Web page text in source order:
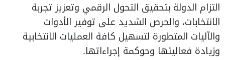
التزام الدولة بتحقيق التحول الرقمي وتعزيز تجربة
الانتخابات، والحرص الشديد على توفير الأدوات
والآليات المتطورة لتسهيل كافة العمليات الانتخابية
وزيادة فعاليتها وحوكمة إجراءاتها.